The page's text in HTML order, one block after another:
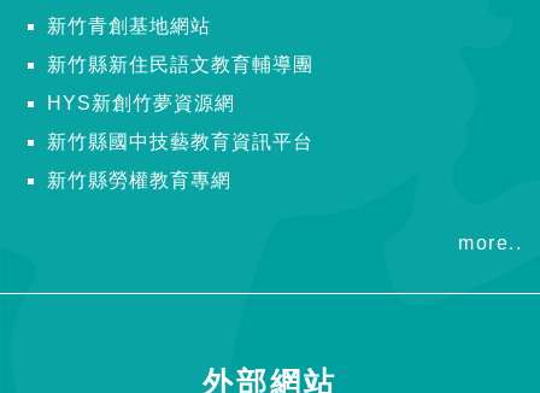
新竹青創基地網站
新竹縣新住民語文教育輔導團
HYS新創竹夢資源網
新竹縣國中技藝教育資訊平台
新竹縣勞權教育專網
more..
外部網站